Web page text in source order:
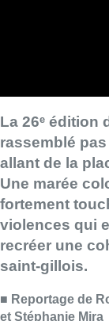
violences qui
Lire aussi :
Jupiler
temps